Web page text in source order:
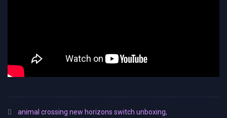
animal crossing new horizons switch unboxing,